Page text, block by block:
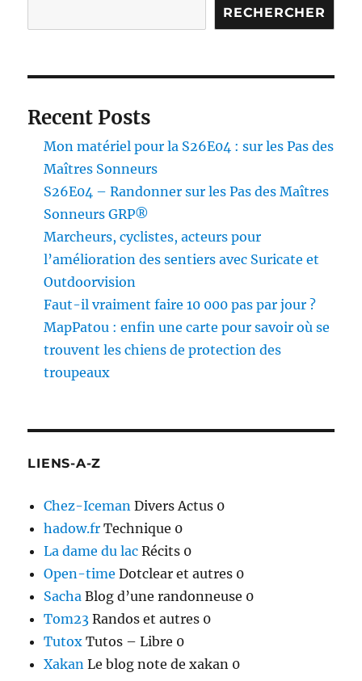
RECHERCHER
Recent Posts
Mon matériel pour la S26E04 : sur les Pas des
Maîtres Sonneurs
S26E04 – Randonner sur les Pas des Maîtres
Sonneurs GRP®
Marcheurs, cyclistes, acteurs pour
l’amélioration des sentiers avec Suricate et
Outdoorvision
Faut-il vraiment faire 10 000 pas par jour ?
MapPatou : enfin une carte pour savoir où se
trouvent les chiens de protection des
troupeaux
LIENS-A-Z
Chez-Iceman Divers Actus 0
hadow.fr Technique 0
La dame du lac Récits 0
Open-time Dotclear et autres 0
Sacha Blog d’une randonneuse 0
Tom23 Randos et autres 0
Tutox Tutos – Libre 0
Xakan Le blog note de xakan 0